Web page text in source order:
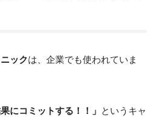
ックは、企業でも使われていま
にコミットする！！」 というキャ